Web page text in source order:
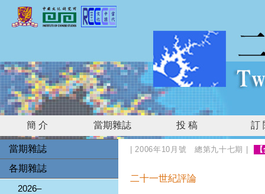
簡 介 當期雜誌 投 稿 訂
當期雜誌
各期雜誌
2026–
|2006年10月號 總第九十七期
二十一世紀評論